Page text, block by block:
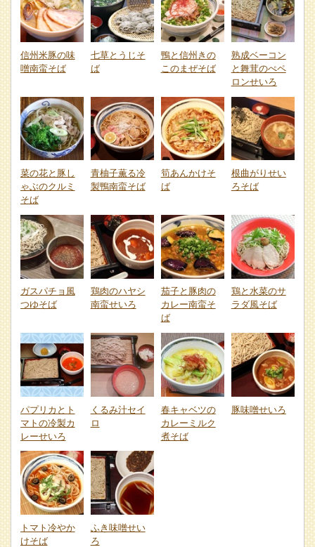
信州米豚の味
噌南蛮そば
七草とうじそ
ば
鴨と信州きの
このまぜそば
熟成ベーコン
と舞茸のぺペ
ロンせいろ
菜の花と豚し
ゃぶのクルミ
そば
青柚子薫る冷
製鴨南蛮そば
筍あんかけそ
ば
根曲がりせい
ろそば
ガスパチョ風
つゆそば
鶏肉のハヤシ
南蛮せいろ
茄子と豚肉の
カレー南蛮そ
ば
鶏と水菜のサ
ラダ風そば
パプリカとト
マトの冷製カ
レーせいろ
くるみ汁セイ
ロ
春キャベツの
カレーミルク
煮そば
豚味噌せいろ
トマト冷やか
けそば
ふき味噌せい
ろ